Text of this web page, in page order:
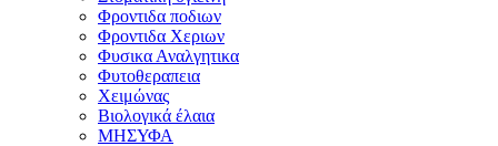
Φροντιδα ποδιων
Φροντιδα Χεριων
Φυσικα Αναλγητικα
Φυτοθεραπεια
Χειμώνας
Βιολογικά έλαια
ΜΗΣΥΦΑ